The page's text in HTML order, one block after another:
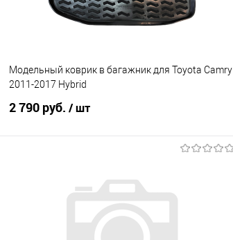
Модельный коврик в багажник для Toyota Camry
2011-2017 Hybrid
2 790 руб. / шт
Купить в 1 клик
Сравнение
Под заказ